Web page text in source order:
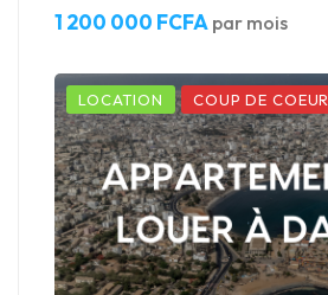
1 200 000 FCFA par mois
LOCATION COUP DE COEUR